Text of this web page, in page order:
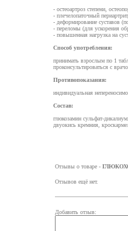
- остеоартроз степени,
- плечелопаточный
- деформирование суставов
- переломы (для ускорения
- повышенная нагрузка на
Способ употребления:
принимать взрослым по 1
проконсультироваться с
Противопоказания:
индивидуальная
Состав:
глюкозамин сульфат-
двуокись кремния,
Отзывы о товаре -
Отзывов ещё нет.
Добавить отзыв: